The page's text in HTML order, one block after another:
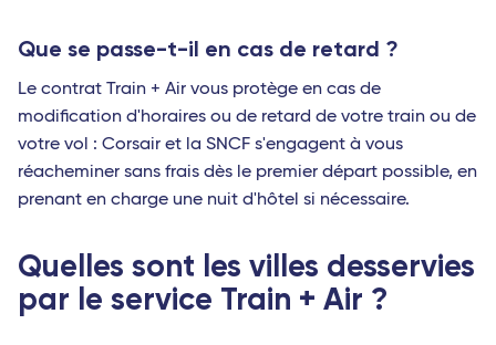
Que se passe-t-il en cas de retard ?
Le contrat Train + Air vous protège en cas de
modification d'horaires ou de retard de votre train ou de
votre vol : Corsair et la SNCF s'engagent à vous
réacheminer sans frais dès le premier départ possible, en
prenant en charge une nuit d'hôtel si nécessaire.
Quelles sont les villes desservies
par le service Train + Air ?